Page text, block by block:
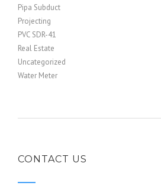
Pipa Subduct
Projecting
PVC SDR-41
Real Estate
Uncategorized
Water Meter
CONTACT US